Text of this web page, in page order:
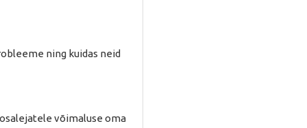
ning kuidas neid
võimaluse oma